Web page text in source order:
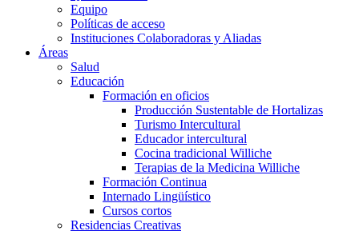
Equipo
Políticas de acceso
Instituciones Colaboradoras y Aliadas
Áreas
Salud
Educación
Formación en oficios
Producción Sustentable de Hortalizas
Turismo Intercultural
Educador intercultural
Cocina tradicional Williche
Terapias de la Medicina Williche
Formación Continua
Internado Lingüístico
Cursos cortos
Residencias Creativas